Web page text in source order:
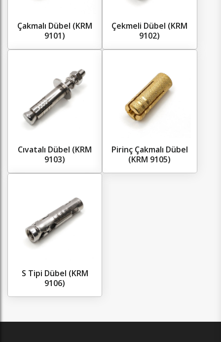
Çakmalı Dübel (KRM
9101)
Çekmeli Dübel (KRM
9102)
Cıvatalı Dübel (KRM
9103)
Pirinç Çakmalı Dübel
(KRM 9105)
S Tipi Dübel (KRM
9106)